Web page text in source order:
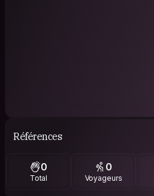
Références
0
Total
0
Voyageurs